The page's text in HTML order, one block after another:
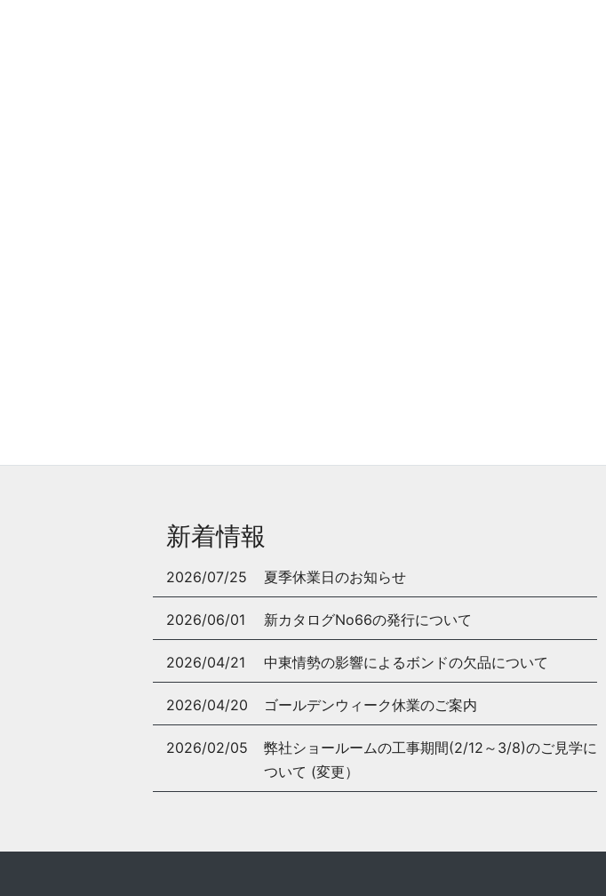
新着情報
2026/07/25 夏季休業日のお知らせ
2026/06/01 新カタログNo66の発行について
2026/04/21 中東情勢の影響によるボンドの欠品について
2026/04/20 ゴールデンウィーク休業のご案内
2026/02/05
弊社ショールームの工事期間(2/12～3/8)のご見学に
ついて (変更）